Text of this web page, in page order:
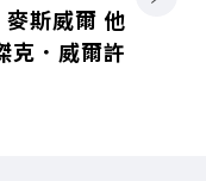
斯威爾 他
克．威爾許